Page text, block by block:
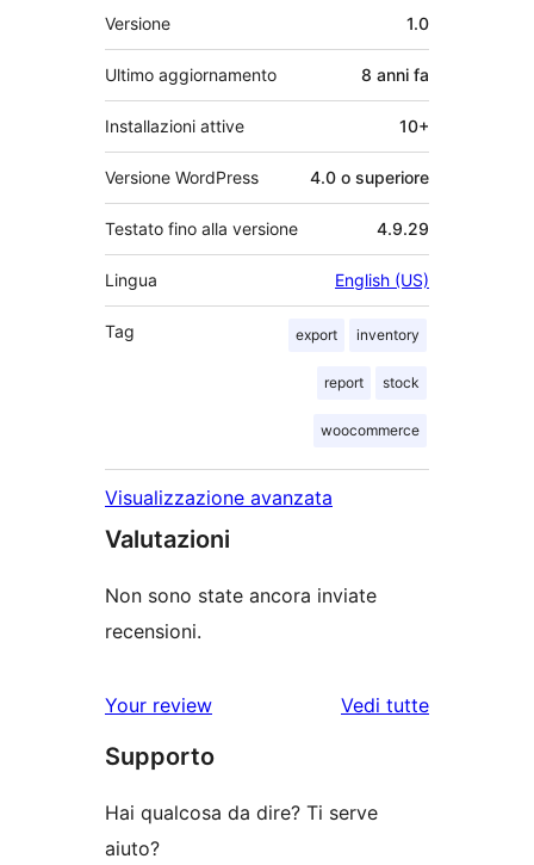
Meta
Versione 1.0
Ultimo aggiornamento 8 anni fa
Installazioni attive 10+
Versione WordPress 4.0 o superiore
Testato fino alla versione 4.9.29
Lingua English (US)
Tag export inventory
report stock
woocommerce
Visualizzazione avanzata
Valutazioni
Non sono state ancora inviate
recensioni.
Your review
Vedi tutte
Supporto
Hai qualcosa da dire? Ti serve
aiuto?